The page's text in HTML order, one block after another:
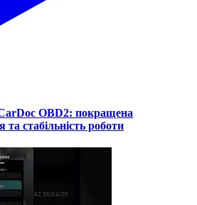
OBD2: покращена
та стабільність роботи